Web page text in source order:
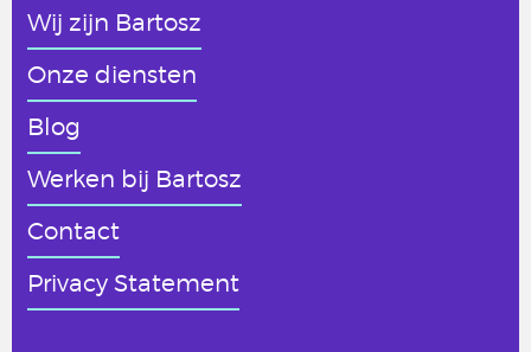
Wij zijn Bartosz
Onze diensten
Blog
Werken bij Bartosz
Contact
Privacy Statement